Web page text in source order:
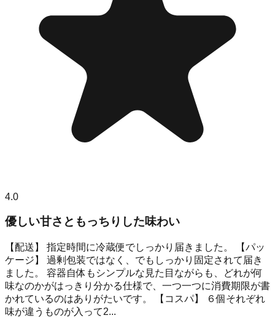
4.0
優しい甘さともっちりした味わい
【配送】 指定時間に冷蔵便でしっかり届きました。 【パッ
ケージ】 過剰包装ではなく、でもしっかり固定されて届き
ました。 容器自体もシンプルな見た目ながらも、どれが何
味なのかがはっきり分かる仕様で、一つ一つに消費期限が書
かれているのはありがたいです。 【コスパ】 ６個それぞれ
味が違うものが入って2...